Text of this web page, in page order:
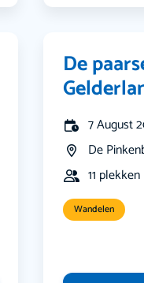
De
7 August
De
11
Wandelen